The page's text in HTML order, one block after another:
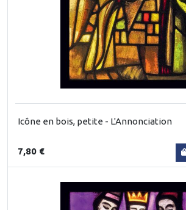
Icône en bois, petite - L'Annonciation
7,80 €